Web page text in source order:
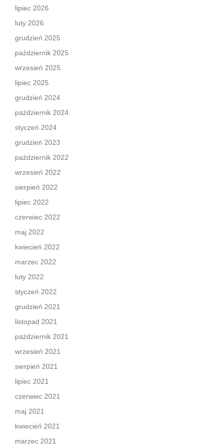
lipiec 2026
luty 2026
grudzień 2025
październik 2025
wrzesień 2025
lipiec 2025
grudzień 2024
październik 2024
styczeń 2024
grudzień 2023
październik 2022
wrzesień 2022
sierpień 2022
lipiec 2022
czerwiec 2022
maj 2022
kwiecień 2022
marzec 2022
luty 2022
styczeń 2022
grudzień 2021
listopad 2021
październik 2021
wrzesień 2021
sierpień 2021
lipiec 2021
czerwiec 2021
maj 2021
kwiecień 2021
marzec 2021